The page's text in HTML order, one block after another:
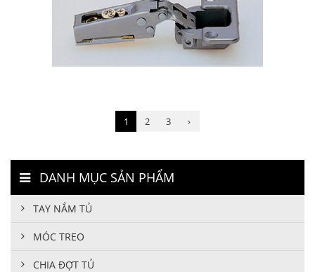
1 2 3 ›
DANH MỤC SẢN PHẨM
TAY NẮM TỦ
MÓC TREO
CHIA ĐỢT TỦ